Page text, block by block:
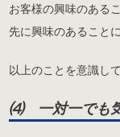
お客様の興味のある
先に興味のあること
以上のことを意識し
⑷ 一対一でも気